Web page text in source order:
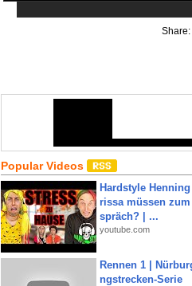
Share:
Popular Videos
Hardstyle
rissa müssen
spräch? | ...
youtube.com
Rennen 1 |
ngstrecken-Serie